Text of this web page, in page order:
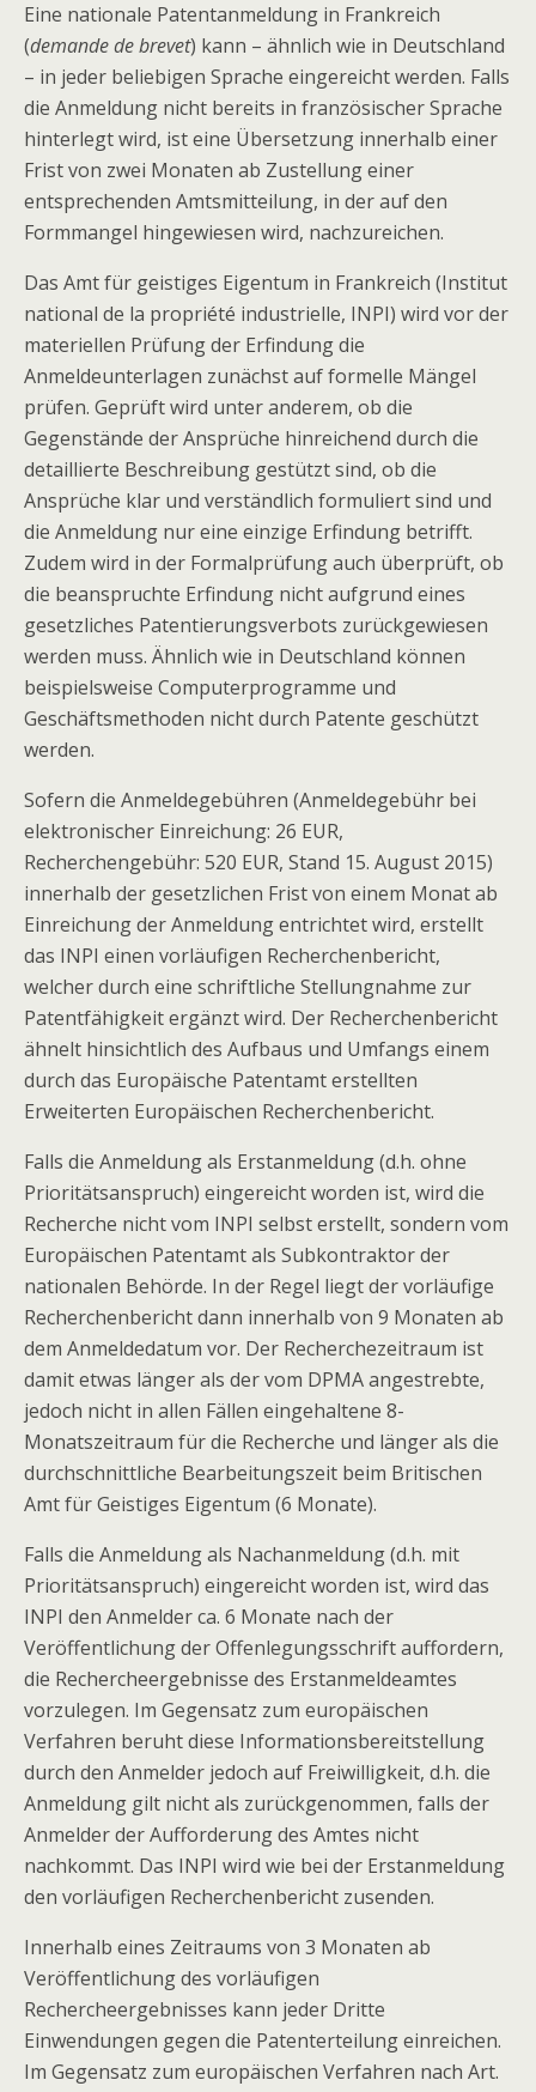
Eine nationale Patentanmeldung in Frankreich
(demande de brevet) kann – ähnlich wie in Deutschland
– in jeder beliebigen Sprache eingereicht werden. Falls
die Anmeldung nicht bereits in französischer Sprache
hinterlegt wird, ist eine Übersetzung innerhalb einer
Frist von zwei Monaten ab Zustellung einer
entsprechenden Amtsmitteilung, in der auf den
Formmangel hingewiesen wird, nachzureichen.
Das Amt für geistiges Eigentum in Frankreich (Institut
national de la propriété industrielle, INPI) wird vor der
materiellen Prüfung der Erfindung die
Anmeldeunterlagen zunächst auf formelle Mängel
prüfen. Geprüft wird unter anderem, ob die
Gegenstände der Ansprüche hinreichend durch die
detaillierte Beschreibung gestützt sind, ob die
Ansprüche klar und verständlich formuliert sind und
die Anmeldung nur eine einzige Erfindung betrifft.
Zudem wird in der Formalprüfung auch überprüft, ob
die beanspruchte Erfindung nicht aufgrund eines
gesetzliches Patentierungsverbots zurückgewiesen
werden muss. Ähnlich wie in Deutschland können
beispielsweise Computerprogramme und
Geschäftsmethoden nicht durch Patente geschützt
werden.
Sofern die Anmeldegebühren (Anmeldegebühr bei
elektronischer Einreichung: 26 EUR,
Recherchengebühr: 520 EUR, Stand 15. August 2015)
innerhalb der gesetzlichen Frist von einem Monat ab
Einreichung der Anmeldung entrichtet wird, erstellt
das INPI einen vorläufigen Recherchenbericht,
welcher durch eine schriftliche Stellungnahme zur
Patentfähigkeit ergänzt wird. Der Recherchenbericht
ähnelt hinsichtlich des Aufbaus und Umfangs einem
durch das Europäische Patentamt erstellten
Erweiterten Europäischen Recherchenbericht.
Falls die Anmeldung als Erstanmeldung (d.h. ohne
Prioritätsanspruch) eingereicht worden ist, wird die
Recherche nicht vom INPI selbst erstellt, sondern vom
Europäischen Patentamt als Subkontraktor der
nationalen Behörde. In der Regel liegt der vorläufige
Recherchenbericht dann innerhalb von 9 Monaten ab
dem Anmeldedatum vor. Der Recherchezeitraum ist
damit etwas länger als der vom DPMA angestrebte,
jedoch nicht in allen Fällen eingehaltene 8-
Monatszeitraum für die Recherche und länger als die
durchschnittliche Bearbeitungszeit beim Britischen
Amt für Geistiges Eigentum (6 Monate).
Falls die Anmeldung als Nachanmeldung (d.h. mit
Prioritätsanspruch) eingereicht worden ist, wird das
INPI den Anmelder ca. 6 Monate nach der
Veröffentlichung der Offenlegungsschrift auffordern,
die Rechercheergebnisse des Erstanmeldeamtes
vorzulegen. Im Gegensatz zum europäischen
Verfahren beruht diese Informationsbereitstellung
durch den Anmelder jedoch auf Freiwilligkeit, d.h. die
Anmeldung gilt nicht als zurückgenommen, falls der
Anmelder der Aufforderung des Amtes nicht
nachkommt. Das INPI wird wie bei der Erstanmeldung
den vorläufigen Recherchenbericht zusenden.
Innerhalb eines Zeitraums von 3 Monaten ab
Veröffentlichung des vorläufigen
Rechercheergebnisses kann jeder Dritte
Einwendungen gegen die Patenterteilung einreichen.
Im Gegensatz zum europäischen Verfahren nach Art.